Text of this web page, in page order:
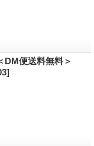
DM便送料無料＞
]